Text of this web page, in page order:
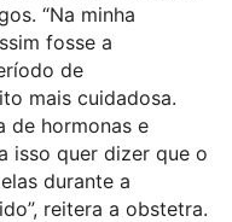
“Na minha
fosse a
de
mais cuidadosa.
de hormonas e
isso quer dizer que o
durante a
reitera a obstetra.